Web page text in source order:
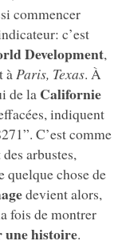
commencer
c’est
Development,
à Paris, Texas. À
de la Californie
indiquent
C’est comme
arbustes,
quelque chose de
devient alors,
fois de montrer
une histoire.